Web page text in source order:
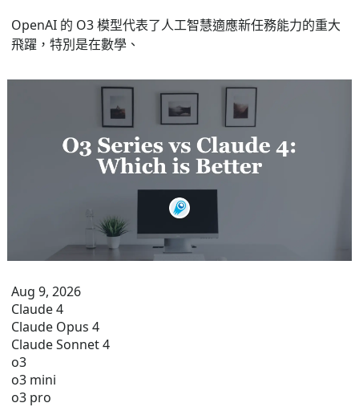
OpenAI 的 O3 模型代表了人工智慧適應新任務能力的重大
飛躍，特別是在數學、
Aug 9, 2026
Claude 4
Claude Opus 4
Claude Sonnet 4
o3
o3 mini
o3 pro